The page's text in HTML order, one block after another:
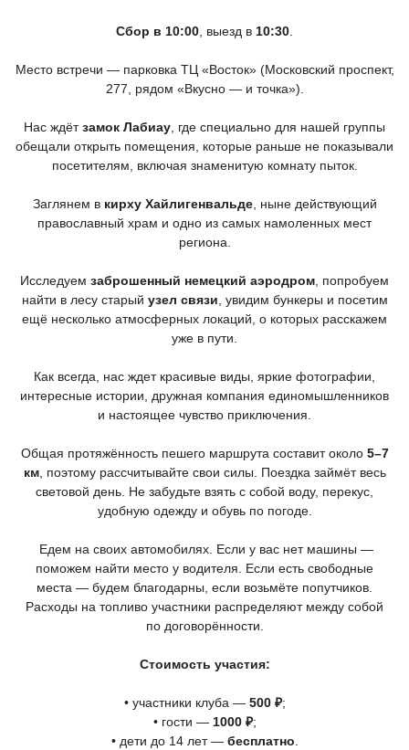
Сбор в 10:00 , выезд в 10:30
Место встречи — парковка ТЦ «Восток» (Московский проспект,
277, рядом «Вкусно— и точка»).
Нас ждётзамок Лабиау , где специально для нашей группы
обещали открыть помещения, которые раньше не показывали
посетителям, включая знаменитую комнату пыток.
Заглянем в кирху Хайлигенвальде, ныне действующий
православный храм и одно из самых намоленных мест
региона.
Исследуем заброшенный немецкий аэродром , попробуем
найти в лесу старый узел связи , увидим бункеры и посетим
ещё несколько атмосферных локаций, о которых расскажем
уже в пути.
Как всегда, нас ждет красивые виды, яркие фотографии,
интересные истории, дружная компания единомышленников
и настоящее чувство приключения.
Общая протяжённость пешего маршрута составит около 5–7
км, поэтому рассчитывайте свои силы. Поездка займёт весь
световой день. Не забудьте взять с собой воду, перекус,
удобную одежду и обувь по погоде.
Едем на своих автомобилях. Если у вас нет машины —
поможем найти место у водителя. Если есть свободные
места — будем благодарны, если возьмёте попутчиков.
Расходы на топливо участники распределяют между собой
по договорённости.
Стоимость участия:
• участники клуба — 500 ₽;
• гости — 1000 ₽;
• дети до 14 лет — бесплатно